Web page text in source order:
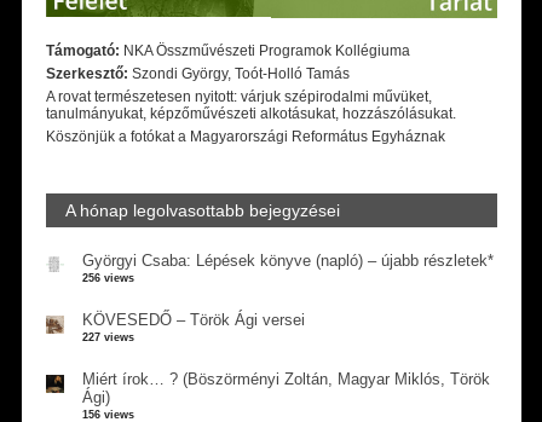
Támogató: NKA Összművészeti Programok Kollégiuma
Szerkesztő: Szondi György, Toót-Holló Tamás
A rovat természetesen nyitott: várjuk szépirodalmi művüket,
tanulmányukat, képzőművészeti alkotásukat, hozzászólásukat.
Köszönjük a fotókat a Magyarországi Református Egyháznak
A hónap legolvasottabb bejegyzései
Györgyi Csaba: Lépések könyve (napló) – újabb részletek*
256 views
KÖVESEDŐ – Török Ági versei
227 views
Miért írok… ? (Böszörményi Zoltán, Magyar Miklós, Török
Ági)
156 views